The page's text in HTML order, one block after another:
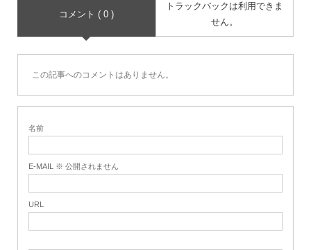
コメント ( 0 )
トラックバックは利用できま
せん。
この記事へのコメントはありません。
名前
E-MAIL ※ 公開されません
URL